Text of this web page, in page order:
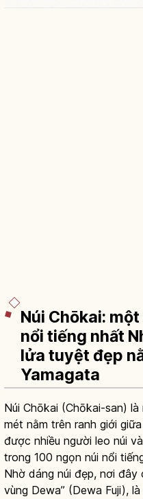
Núi Chōkai:
nổi tiếng nhất
lửa tuyệt đẹp
Yamagata
Núi Chōkai (Chōkai-san)
mét nằm trên ranh giới
được nhiều người leo núi
trong 100 ngọn núi nổi
Nhờ dáng núi đẹp, nơi đây
vùng Dewa” (Dewa Fuji),